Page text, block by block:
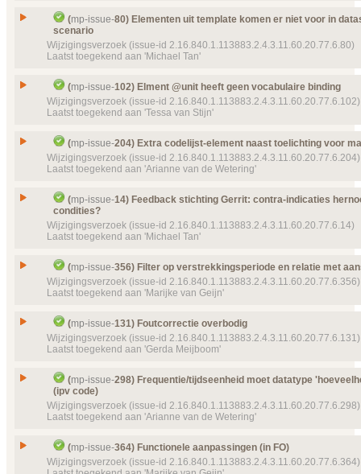
Details
Klik hier voor alle issuedetails
Gesloten, toegekend
Prioriteit
Object(en)
Doel van verwijzing ontbreekt mp-template- 9052
BodyWeight
9053
BodyHeight
Details
Klik hier voor alle issuedetails
Issue
Elementen niet volledig gespecificeerd
Wijzigingsverzoek
Prioriteit
normaal
Object(en)
Doel van verwijzing ontbreekt mp-template- 9066
21:23:37) MP_CDA_AuthorParticipation
(mp-issue-80) Elementen uit template komen er niet voor in
scenario
Wijzigingsverzoek (issue-id 2.16.840.1.113883.2.4.3.11.60.20.77.6.80)
Laatst toegekend aan 'Michael Tan'
Issue
Elementen uit template komen er niet voor in
scenario
mp-issue-80
Status
Gesloten, toegekend
Prioriteit
normaal
9052
BodyHeight
Details
Klik hier voor alle issuedetails
(mp-issue-102) Elment @unit heeft geen vocabulaire binding
Wijzigingsverzoek (issue-id 2.16.840.1.113883.2.4.3.11.60.20.77.6.102)
Laatst toegekend aan 'Tessa van Stijn'
Issue
Elment @unit heeft geen vocabulaire binding
mp-issue-102
Wijzigingsverzoek
Gesloten, toegekend
Prioriteit
Object(en)
TemplateQuantity unit and translation(s) mp-
9021 (2015‑03‑05)
(mp-issue-204) Extra codelijst-element naast toelichting voor
Wijzigingsverzoek (issue-id 2.16.840.1.113883.2.4.3.11.60.20.77.6.204)
Laatst toegekend aan 'Arianne van de Wetering'
Issue
Extra codelijst-element naast toelichting voor ma,
Wijzigingsverzoek
Prioriteit
normaal
Object(en)
Waardelijstmp-valueset-34 (2017‑05‑05 13:29:41)
Doel van verwijzing ontbreekt
23284 (2017‑02‑22 08:56:38) Aanvullende
Details
Klik hier voor alle issuedetails
(mp-issue-14) Feedback stichting Gerrit: contra-indicaties
condities?
Wijzigingsverzoek (issue-id 2.16.840.1.113883.2.4.3.11.60.20.77.6.14)
Laatst toegekend aan 'Michael Tan'
Issue
Feedback stichting Gerrit: contra-indicaties
condities?
mp-issue-14
Status
Gesloten, toegekend
Prioriteit
normaal
7
(mp-issue-356) Filter op verstrekkingsperiode en relatie met
Wijzigingsverzoek (issue-id 2.16.840.1.113883.2.4.3.11.60.20.77.6.356)
Laatst toegekend aan 'Marijke van Geijn'
Issue
Filter op verstrekkingsperiode en relatie met
mp-issue-356
Wijzigingsverzoek
Gesloten, toegekend
Prioriteit
Object(en)
Doel van verwijzing ontbreekt mp-
23042 (2016‑07‑12 16:14:55)
(mp-issue-131) Foutcorrectie overbodig
Wijzigingsverzoek (issue-id 2.16.840.1.113883.2.4.3.11.60.20.77.6.131)
Laatst toegekend aan 'Gerda Meijboom'
Issue
Foutcorrectie overbodig
Wijzigingsverzoek
Prioriteit
normaal
Object(en)
Doel van verwijzing ontbreekt mp-
(mp-issue-298) Frequentie/tijdseenheid moet datatype
(ipv code)
Wijzigingsverzoek (issue-id 2.16.840.1.113883.2.4.3.11.60.20.77.6.298)
Laatst toegekend aan 'Arianne van de Wetering'
Issue
Frequentie/tijdseenheid moet datatype
(ipv code)
mp-issue-298
(mp-issue-364) Functionele aanpassingen (in FO)
Wijzigingsverzoek (issue-id 2.16.840.1.113883.2.4.3.11.60.20.77.6.364)